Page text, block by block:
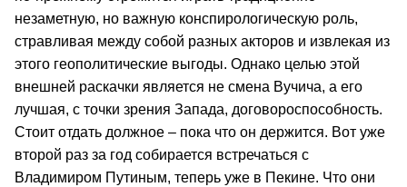
незаметную, но важную конспирологическую роль,
стравливая между собой разных акторов и извлекая из
этого геополитические выгоды. Однако целью этой
внешней раскачки является не смена Вучича, а его
лучшая, с точки зрения Запада, договороспособность.
Стоит отдать должное – пока что он держится. Вот уже
второй раз за год собирается встречаться с
Владимиром Путиным, теперь уже в Пекине. Что они